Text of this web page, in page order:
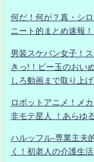
何だ！何が？真・
ニート的まとめ速報
男装スケバン女子！
きっ!！ビー玉のおい
しろ動画まで取り上
ロボットアニメ！メ
非モテ星人 ！あらゆ
ハルッフル-専業主夫
く！初老人の介護生